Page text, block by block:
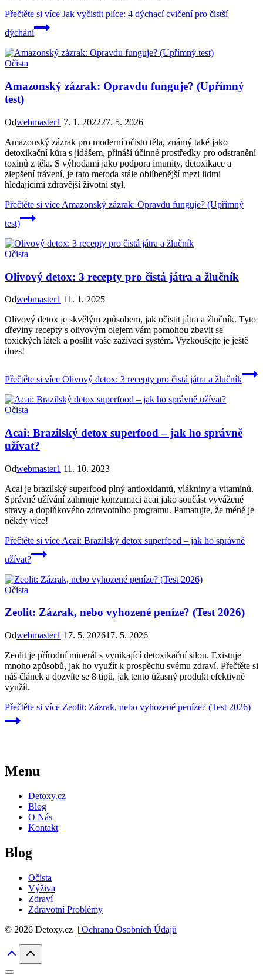
Přečtěte si více Jak vyčistit plíce: 4 dýchací cvičení pro čistší
dýchání
Očista
Amazonský zázrak: Opravdu funguje? (Upřímný
test)
Odwebmaster1 7. 1. 202227. 5. 2026
Amazonský zázrak pro moderní očistu těla, známý také jako
detoxikační kůra s jidášem, přináší účinné prostředky pro odstranění
toxinů z těla. S výhodami jako podpora imunity, detoxikace a
zlepšení trávení, je tato metoda stále oblíbenější mezi lidmi
hledajícími zdravější životní styl.
Přečtěte si více Amazonský zázrak: Opravdu funguje? (Upřímný
test)
Očista
Olivový detox: 3 recepty pro čistá játra a žlučník
Odwebmaster1 11. 1. 2025
Olivový detox je skvělým způsobem, jak očistit játra a žlučník. Tyto
dřeviny recepty s olivovým olejem vám pomohou zbavit se
toxických látek a posílit vaše zažívací systém. Vyzkoušejte je ještě
dnes!
Přečtěte si více Olivový detox: 3 recepty pro čistá játra a žlučník
Očista
Acai: Brazilský detox superfood – jak ho správně
užívat?
Odwebmaster1 11. 10. 2023
Acai je brazilský superfood plný antioxidantů, vlákniny a vitamínů.
Správné užívání zahrnuje konzumaci acai jako součást vyvážené
stravy a doplňkového zdravotního programu. Pamatujte, že méně je
někdy více!
Přečtěte si více Acai: Brazilský detox superfood – jak ho správně
užívat?
Očista
Zeolit: Zázrak, nebo vyhozené peníze? (Test 2026)
Odwebmaster1 17. 5. 202617. 5. 2026
Zeolit je přírodní minerál s vynikající detoxikační silou. Existuje
mnoho způsobů, jak ho využít k prospěchu svému zdraví. Přečtěte si
náš článek a dozvíte se 8 tipů, jak tento úžasný produkt efektivně
využít.
Přečtěte si více Zeolit: Zázrak, nebo vyhozené peníze? (Test 2026)
Menu
Detoxy.cz
Blog
O Nás
Kontakt
Blog
Očista
Výživa
Zdraví
Zdravotní Problémy
© 2026 Detoxy.cz | Ochrana Osobních Údajů